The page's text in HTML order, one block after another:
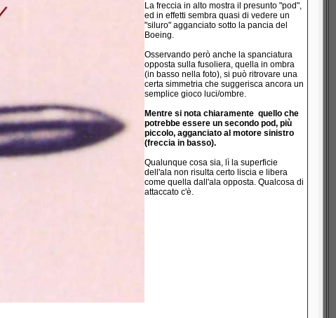
La freccia in alto mostra il presunto "pod",
ed in effetti sembra quasi di vedere un
"siluro" agganciato sotto la pancia del
Boeing.
Osservando però anche la spanciatura
opposta sulla fusoliera, quella in ombra
(in basso nella foto), si può ritrovare una
certa simmetria che suggerisca ancora un
semplice gioco luci/ombre.
Mentre si nota chiaramente quello che
potrebbe essere un secondo pod, più
piccolo, agganciato al motore sinistro
(freccia in basso).
Qualunque cosa sia, lì la superficie
dell'ala non risulta certo liscia e libera
come quella dall'ala opposta. Qualcosa di
attaccato c'è.